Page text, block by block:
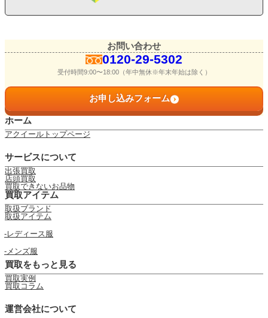
お問い合わせ
0120-29-5302
受付時間9:00〜18:00（年中無休※年末年始は除く）
お申し込みフォーム
ホーム
アクイールトップページ
サービスについて
出張買取
店頭買取
買取できないお品物
買取アイテム
取扱ブランド
取扱アイテム
レディース服
メンズ服
買取をもっと見る
買取実例
買取コラム
運営会社について